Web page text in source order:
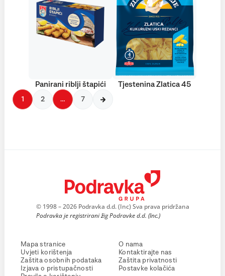
Panirani riblji štapići Tjestenina Zlatica 45
1 2 … 7
© 1998 – 2026 Podravka d.d. (Inc) Sva prava pridržana
Podravka je registrirani žig Podravke d.d. (Inc.)
Mapa stranice
Uvjeti korištenja
Zaštita osobnih podataka
Izjava o pristupačnosti
O nama
Kontaktirajte nas
Zaštita privatnosti
Postavke kolačića